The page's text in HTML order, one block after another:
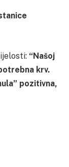
“Našoj
krv.
pozitivna,